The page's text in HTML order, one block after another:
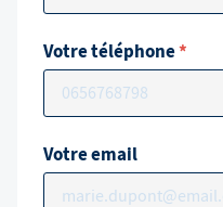
Votre téléphone*
Votre email